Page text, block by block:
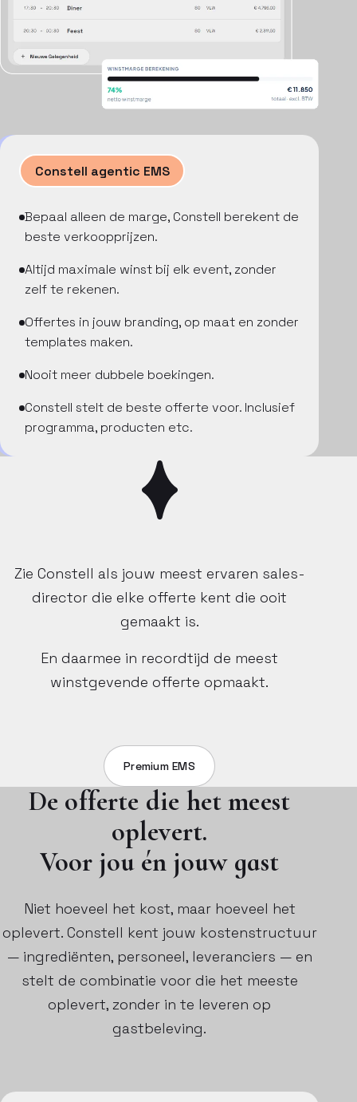
Constell agentic EMS
Bepaal alleen de marge, Constell berekent de
beste verkoopprijzen.
Altijd maximale winst bij elk event, zonder
zelf te rekenen.
Offertes in jouw branding, op maat en zonder
templates maken.
Nooit meer dubbele boekingen.
Constell stelt de beste offerte voor. Inclusief
programma, producten etc.
Zie Constell als jouw meest ervaren sales-
director die elke offerte kent die ooit
gemaakt is.
En daarmee in recordtijd de meest
winstgevende offerte opmaakt.
Premium EMS
De offerte die het meest
oplevert.
Voor jou én jouw gast
Niet hoeveel het kost, maar hoeveel het
oplevert. Constell kent jouw kostenstructuur
— ingrediënten, personeel, leveranciers — en
stelt de combinatie voor die het meeste
oplevert, zonder in te leveren op
gastbeleving.